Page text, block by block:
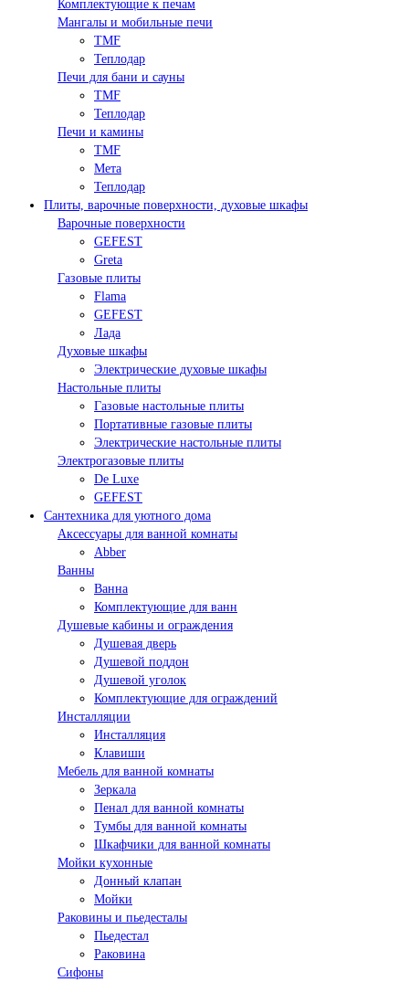
Комплектующие к печам
Мангалы и мобильные печи
TMF
Теплодар
Печи для бани и сауны
TMF
Теплодар
Печи и камины
TMF
Мета
Теплодар
Плиты, варочные поверхности, духовые шкафы
Варочные поверхности
GEFEST
Greta
Газовые плиты
Flama
GEFEST
Лада
Духовые шкафы
Электрические духовые шкафы
Настольные плиты
Газовые настольные плиты
Портативные газовые плиты
Электрические настольные плиты
Электрогазовые плиты
De Luxe
GEFEST
Сантехника для уютного дома
Аксессуары для ванной комнаты
Abber
Ванны
Ванна
Комплектующие для ванн
Душевые кабины и ограждения
Душевая дверь
Душевой поддон
Душевой уголок
Комплектующие для ограждений
Инсталляции
Инсталляция
Клавиши
Мебель для ванной комнаты
Зеркала
Пенал для ванной комнаты
Тумбы для ванной комнаты
Шкафчики для ванной комнаты
Мойки кухонные
Донный клапан
Мойки
Раковины и пьедесталы
Пьедестал
Раковина
Сифоны